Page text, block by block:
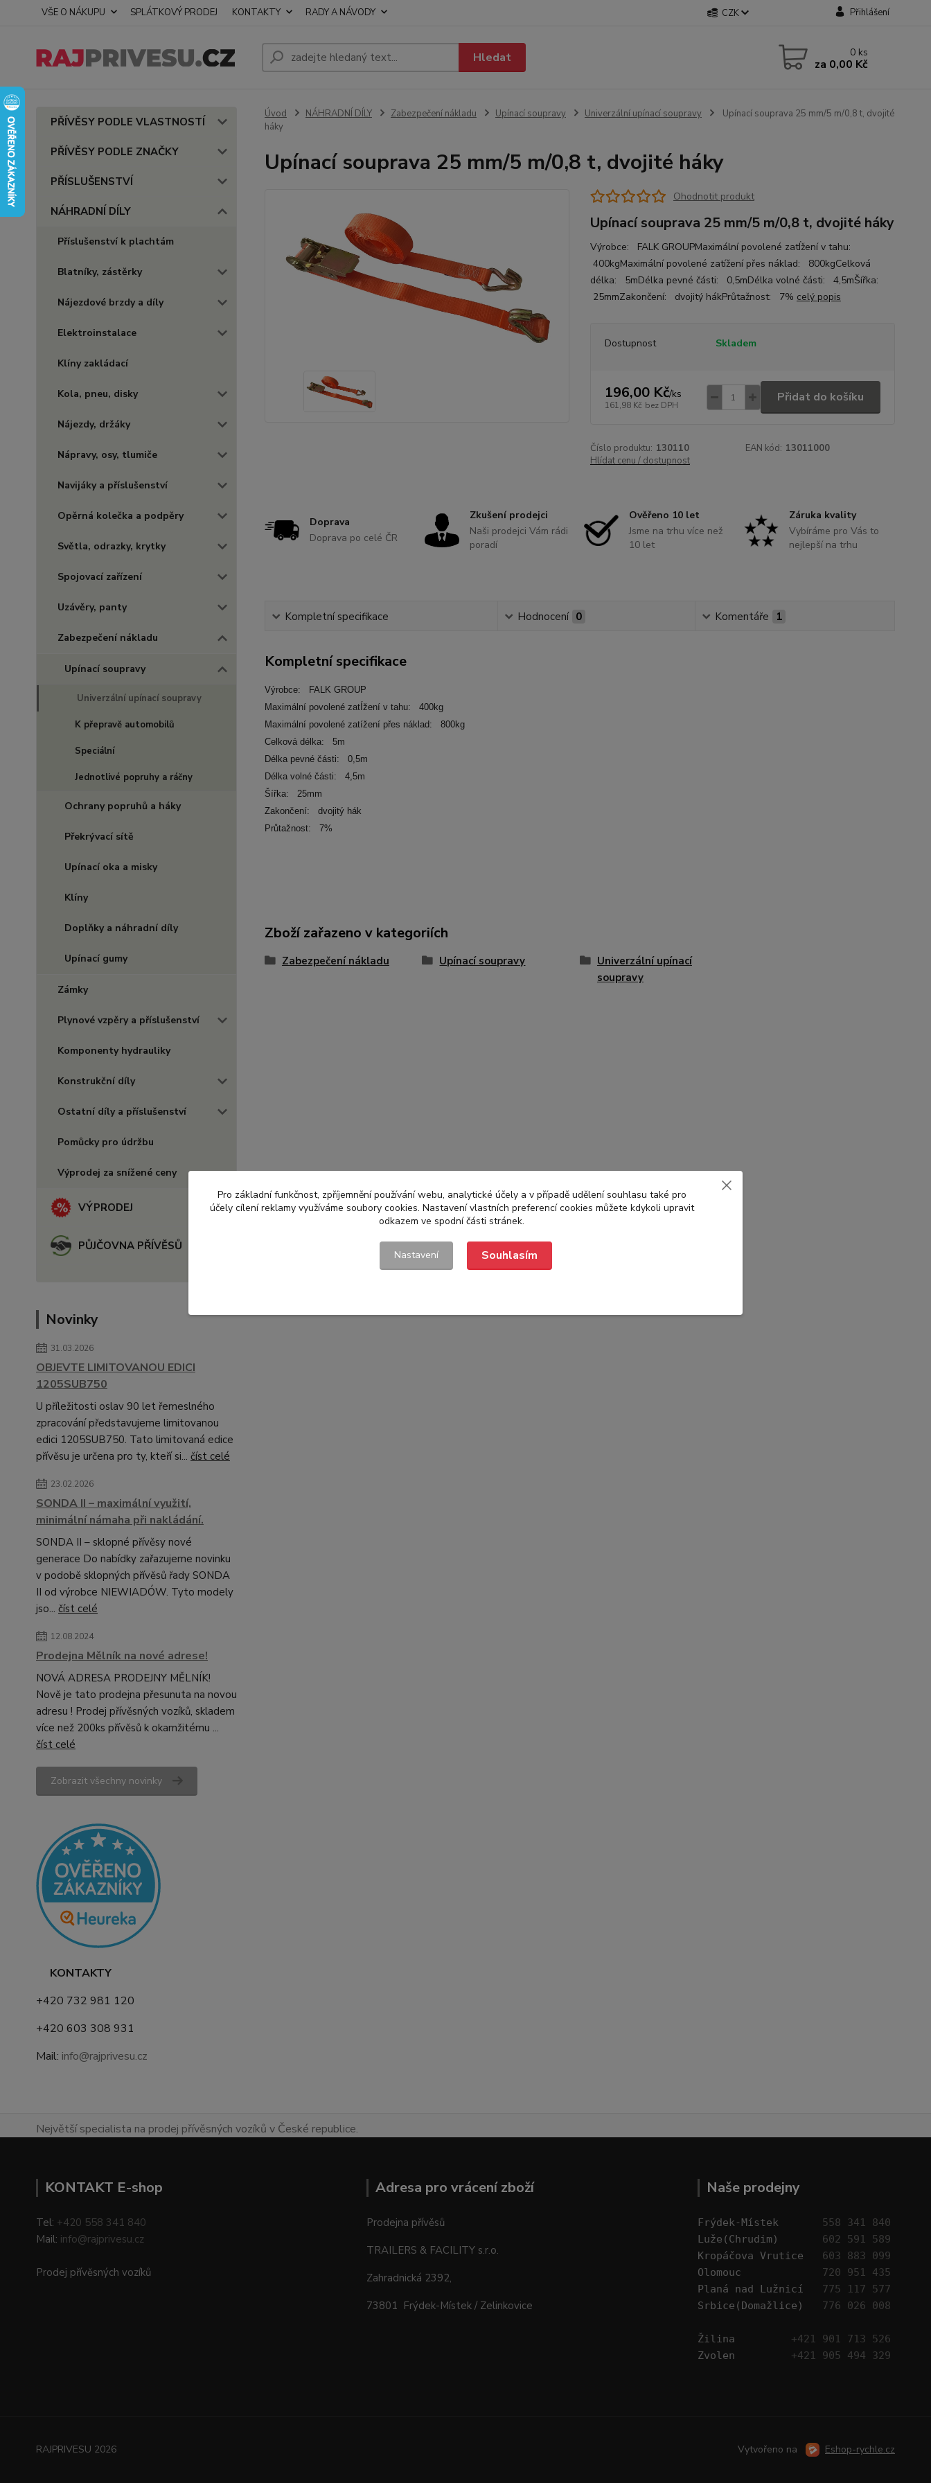
VŠE O NÁKUPU SPLÁTKOVÝ PRODEJ KONTAKTY RADY A NÁVODY CZK Přihlášení
Hledat 0 ks
za 0,00 Kč
PŘÍVĚSY PODLE VLASTNOSTÍ
PŘÍVĚSY PODLE ZNAČKY
PŘÍSLUŠENSTVÍ
NÁHRADNÍ DÍLY
Příslušenství k plachtám
Blatníky, zástěrky
Nájezdové brzdy a díly
Elektroinstalace
Klíny zakládací
Kola, pneu, disky
Nájezdy, držáky
Nápravy, osy, tlumiče
Navijáky a příslušenství
Opěrná kolečka a podpěry
Světla, odrazky, krytky
Spojovací zařízení
Uzávěry, panty
Zabezpečení nákladu
Upínací soupravy
Univerzální upínací soupravy
K přepravě automobilů
Speciální
Jednotlivé popruhy a ráčny
Ochrany popruhů a háky
Překrývací sítě
Upínací oka a misky
Klíny
Doplňky a náhradní díly
Upínací gumy
Zámky
Plynové vzpěry a příslušenství
Komponenty hydrauliky
Konstrukční díly
Ostatní díly a příslušenství
Pomůcky pro údržbu
Výprodej za snížené ceny
VÝPRODEJ
PŮJČOVNA PŘÍVĚSŮ
Novinky
31.03.2026
OBJEVTE LIMITOVANOU EDICI
1205SUB750
U příležitosti oslav 90 let řemeslného
zpracování představujeme limitovanou
edici 1205SUB750. Tato limitovaná edice
přívěsu je určena pro ty, kteří si... číst celé
23.02.2026
SONDA II – maximální využití,
minimální námaha při nakládání.
SONDA II – sklopné přívěsy nové
generace Do nabídky zařazujeme novinku
v podobě sklopných přívěsů řady SONDA
II od výrobce NIEWIADÓW. Tyto modely
jso... číst celé
12.08.2024
Prodejna Mělník na nové adrese!
NOVÁ ADRESA PRODEJNY MĚLNÍK!
Nově je tato prodejna přesunuta na novou
adresu ! Prodej přívěsných vozíků, skladem
více než 200ks přívěsů k okamžitému ...
číst celé
Zobrazit všechny novinky
KONTAKTY
+420 732 981 120
+420 603 308 931
Mail: info@rajprivesu.cz
Úvod NÁHRADNÍ DÍLY Zabezpečení nákladu Upínací soupravy Univerzální upínací soupravy
Upínací souprava 25 mm/5 m/0,8 t, dvojité
háky
Upínací souprava 25 mm/5 m/0,8 t, dvojité háky
Ohodnotit produkt
Upínací souprava 25 mm/5 m/0,8 t, dvojité háky
Výrobce: FALK GROUPMaximální povolené zatÍžení v tahu:
400kgMaximální povolené zatížení přes náklad: 800kgCelková
délka: 5mDélka pevné části: 0,5mDélka volné části: 4,5mŠířka:
25mmZakončení: dvojitý hákPrůtažnost: 7% celý popis
Dostupnost Skladem
196,00 Kč/ks
161,98 Kč bez DPH
Přidat do košíku
Číslo produktu: 130110 EAN kód: 13011000
Hlídat cenu / dostupnost
Doprava
Doprava po celé ČR
Zkušení prodejci
Naši prodejci Vám rádi
poradí
Ověřeno 10 let
Jsme na trhu více než
10 let
Záruka kvality
Vybíráme pro Vás to
nejlepší na trhu
Kompletní specifikace Hodnocení 0 Komentáře 1
Kompletní specifikace
Výrobce: FALK GROUP
Maximální povolené zatÍžení v tahu: 400kg
Maximální povolené zatížení přes náklad: 800kg
Celková délka: 5m
Délka pevné části: 0,5m
Délka volné části: 4,5m
Šířka: 25mm
Zakončení: dvojitý hák
Průtažnost: 7%
Zboží zařazeno v kategoriích
Zabezpečení nákladu Upínací soupravy
Univerzální upínací
soupravy
Největší specialista na prodej přívěsných vozíků v České republice.
KONTAKT E-shop
Tel: +420 558 341 840
Mail: info@rajprivesu.cz
Prodej přívěsných vozíků
Adresa pro vrácení zboží
Prodejna přívěsů
TRAILERS & FACILITY s.r.o.
Zahradnická 2392,
73801 Frýdek-Místek / Zelinkovice
Naše prodejny
Frýdek-Místek 558 341 840
Luže(Chrudim) 602 591 589
Kropáčova Vrutice 603 883 099
Olomouc 720 951 435
Planá nad Lužnicí 775 117 577
Srbice(Domažlice) 776 026 008
Žilina +421 901 713 526
Zvolen +421 905 494 329
RAJPRIVESU 2026 Vytvořeno na Eshop-rychle.cz
Pro základní funkčnost, zpříjemnění používání webu, analytické účely a v případě udělení souhlasu také pro
účely cílení reklamy využíváme soubory cookies. Nastavení vlastních preferencí cookies můžete kdykoli upravit
odkazem ve spodní části stránek.
Nastavení Souhlasím